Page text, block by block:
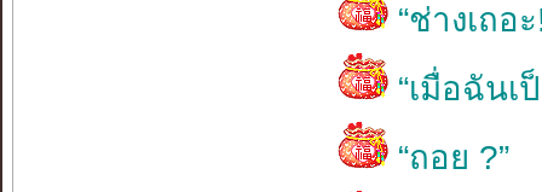
“ช่างเถ
“เมื่อฉัน
“ถอย ?”